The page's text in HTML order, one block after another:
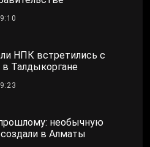
НПК встретились с
Талдыкоргане
необычную
в Алматы